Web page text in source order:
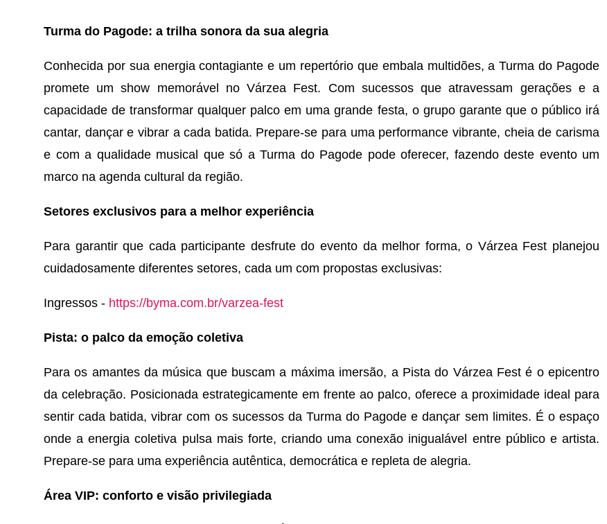
Turma do Pagode: a trilha sonora da sua alegria
Conhecida por sua energia contagiante e um repertório que embala multidões, a Turma do Pagode
promete um show memorável no Várzea Fest. Com sucessos que atravessam gerações e a
capacidade de transformar qualquer palco em uma grande festa, o grupo garante que o público irá
cantar, dançar e vibrar a cada batida. Prepare-se para uma performance vibrante, cheia de carisma
e com a qualidade musical que só a Turma do Pagode pode oferecer, fazendo deste evento um
marco na agenda cultural da região.
Setores exclusivos para a melhor experiência
Para garantir que cada participante desfrute do evento da melhor forma, o Várzea Fest planejou
cuidadosamente diferentes setores, cada um com propostas exclusivas:
Ingressos - https://byma.com.br/varzea-fest
Pista: o palco da emoção coletiva
Para os amantes da música que buscam a máxima imersão, a Pista do Várzea Fest é o epicentro
da celebração. Posicionada estrategicamente em frente ao palco, oferece a proximidade ideal para
sentir cada batida, vibrar com os sucessos da Turma do Pagode e dançar sem limites. É o espaço
onde a energia coletiva pulsa mais forte, criando uma conexão inigualável entre público e artista.
Prepare-se para uma experiência autêntica, democrática e repleta de alegria.
Área VIP: conforto e visão privilegiada